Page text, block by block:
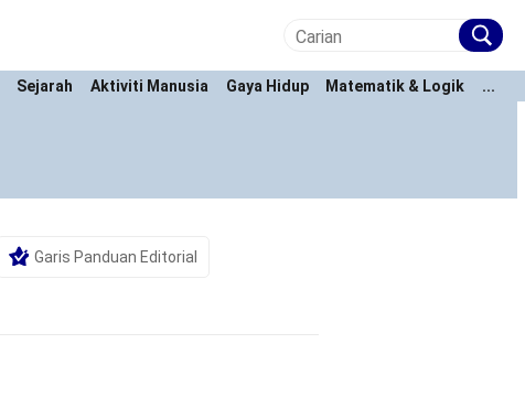
Sejarah Aktiviti Manusia Gaya Hidup Matematik & Logik
...
Garis Panduan Editorial